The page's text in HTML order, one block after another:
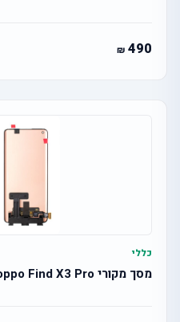
490
כללי
מסך מקורי oppo Find X3 Pro